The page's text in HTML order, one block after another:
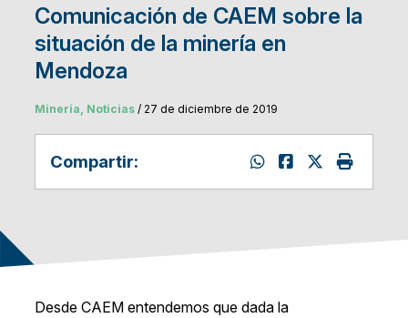
Comunicación de CAEM sobre la
situación de la minería en
Mendoza
Mineria, Noticias/ 27 de diciembre de 2019
Compartir:
Desde CAEM entendemos que dada la